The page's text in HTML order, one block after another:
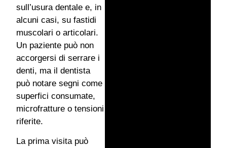
sull’usura dentale e, in
alcuni casi, su fastidi
muscolari o articolari.
Un paziente può non
accorgersi di serrare i
denti, ma il dentista
può notare segni come
superfici consumate,
microfratture o tensioni
riferite.
La prima visita può